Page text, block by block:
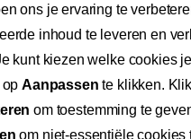
ons je ervaring te
inhoud te leveren en
kunt kiezen welke cookies je
opAanpassen te klikken.
om toestemming te
om niet-essentiële cookies